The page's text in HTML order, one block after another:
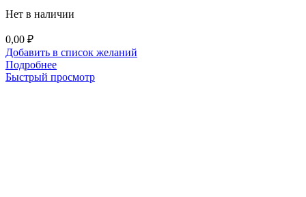
Нет в наличии
0,00 ₽
Добавить в список желаний
Подробнее
Быстрый просмотр